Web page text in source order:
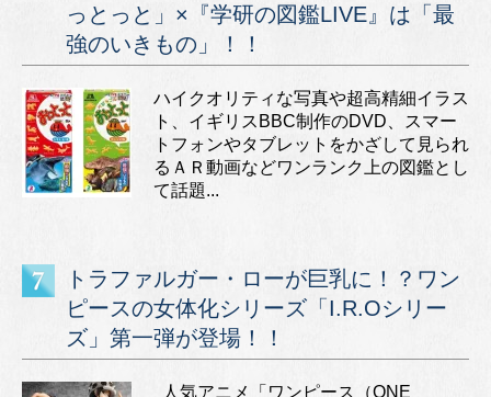
っとっと」×『学研の図鑑LIVE』は「最
強のいきもの」！！
ハイクオリティな写真や超高精細イラス
ト、イギリスBBC制作のDVD、スマー
トフォンやタブレットをかざして見られ
るＡＲ動画などワンランク上の図鑑とし
て話題...
トラファルガー・ローが巨乳に！？ワン
ピースの女体化シリーズ「I.R.Oシリー
ズ」第一弾が登場！！
人気アニメ「ワンピース（ONE